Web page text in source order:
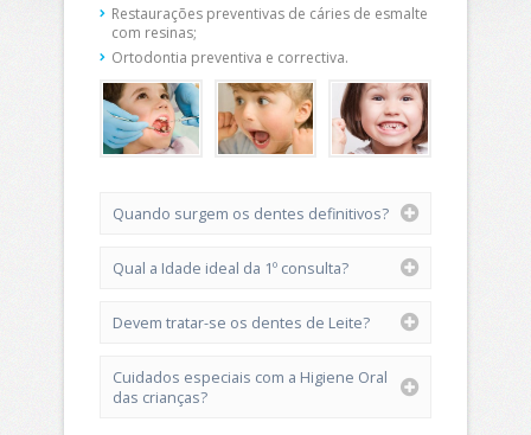
Restaurações preventivas de cáries de esmalte
com resinas;
Ortodontia preventiva e correctiva.
Quando surgem os dentes definitivos?
Qual a Idade ideal da 1º consulta?
Devem tratar-se os dentes de Leite?
Cuidados especiais com a Higiene Oral
das crianças?